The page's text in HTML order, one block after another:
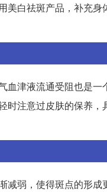
美白祛斑产品，补充身
血津液流通受阻也是一
时注意过皮肤的保养，
减弱，使得斑点的形成